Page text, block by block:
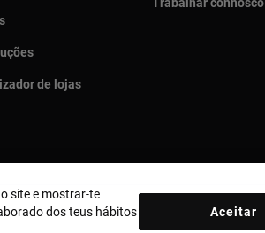
de lojas
Trabalhar connosco
País e moeda:Portugal / Euro
site e mostrar-te
dos teus hábitos
Aceitar